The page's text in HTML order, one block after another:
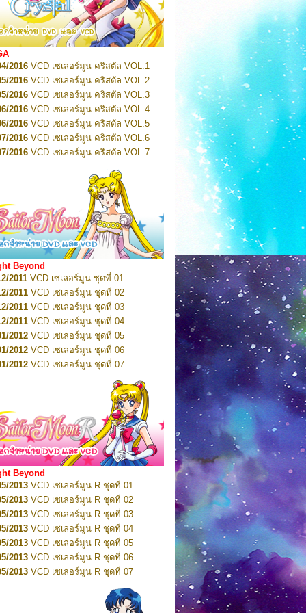
Pretty Guardian Sailor Moon Eternal
1
Pretty Guardian Sailor Moon Eternal
2
Pretty Guardian Sailor Moon Eternal
3
Pretty Guardian Sailor Moon Eternal
4
Pretty Guardian Sailor Moon Eternal
5
Pretty Guardian Sailor Moon Eternal
6
Pretty Guardian Sailor Moon Eternal
7
Pretty Guardian Sailor Moon Eternal
Pretty Guardian Sailor Moon Eternal
Pretty Guardian Sailor Moon Eternal
10
2026Code Name: Sailor V 1
2026Code Name: Sailor V 2
2016 VCD เซเลอร์มูน คริสตัล VOL.1
2016 VCD เซเลอร์มูน คริสตัล VOL.2
2016 VCD เซเลอร์มูน คริสตัล VOL.3
2016 VCD เซเลอร์มูน คริสตัล VOL.4
2016 VCD เซเลอร์มูน คริสตัล VOL.5
2016 VCD เซเลอร์มูน คริสตัล VOL.6
2016 VCD เซเลอร์มูน คริสตัล VOL.7
VCD เซเลอร์มูน คริสตัล VOL.9
VCD เซเลอร์มูน คริสตัล VOL.10
2016
VCD เซเลอร์มูน คริสตัล VOL.11
2016VCD เซเลอร์มูน คริสตัล VOL.12
2016VCD เซเลอร์มูน คริสตัล VOL.13
2016 DVD เซเลอร์มูน คริสตัล VOL.1
2016DVD เซเลอร์มูน คริสตัล VOL.2
2016 DVD เซเลอร์มูน คริสตัล VOL.3
2016 DVD เซเลอร์มูน คริสตัล VOL.4
2016 DVD เซเลอร์มูน คริสตัล VOL.5
2016 DVD เซเลอร์มูน คริสตัล VOL.6
2016DVD เซเลอร์มูน คริสตัล VOL.7
2016DVD เซเลอร์มูน คริสตัล VOL.8
2017 DVD เซเลอร์มูน คริสตัล Box-Set
Beyond
2011 VCD เซเลอร์มูน ชุดที่ 01
2011 VCD เซเลอร์มูน ชุดที่ 02
2011 VCD เซเลอร์มูน ชุดที่ 03
2011 VCD เซเลอร์มูน ชุดที่ 04
2012 VCD เซเลอร์มูน ชุดที่ 05
2012 VCD เซเลอร์มูน ชุดที่ 06
2012 VCD เซเลอร์มูน ชุดที่ 07
VCD เซเลอร์มูน ชุดที่ 08
VCD เซเลอร์มูน ชุดที่ 09
VCD เซเลอร์มูน ชุดที่ 10
2012VCD เซเลอร์มูน ชุดที่ 11
2012VCD เซเลอร์มูน ชุดที่ 12
2012VCD เซเลอร์มูน ชุดที่ 13
2012VCD เซเลอร์มูน ชุดที่ 14
2012 VCD เซเลอร์มูน ชุดที่ 15
VCD เซเลอร์มูน ชุดที่ 16
VCD เซเลอร์มูน ชุดที่ 17
VCD เซเลอร์มูน ชุดที่ 18
VCD เซเลอร์มูน ชุดที่ 19
VCD เซเลอร์มูน ชุดที่ 20
VCD เซเลอร์มูน ชุดที่ 21
VCD เซเลอร์มูน ชุดที่ 22
VCD เซเลอร์มูน ชุดที่ 23
DVD เซเลอร์มูน ชุดที่ 01
Beyond
2013 VCD เซเลอร์มูน R ชุดที่ 01
2013 VCD เซเลอร์มูน R ชุดที่ 02
2013 VCD เซเลอร์มูน R ชุดที่ 03
2013 VCD เซเลอร์มูน R ชุดที่ 04
2013 VCD เซเลอร์มูน R ชุดที่ 05
2013 VCD เซเลอร์มูน R ชุดที่ 06
2013 VCD เซเลอร์มูน R ชุดที่ 07
VCD เซเลอร์มูน R ชุดที่ 08
VCD เซเลอร์มูน R ชุดที่ 09